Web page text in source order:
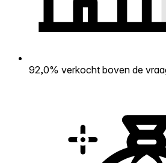
92,0% verkocht boven de